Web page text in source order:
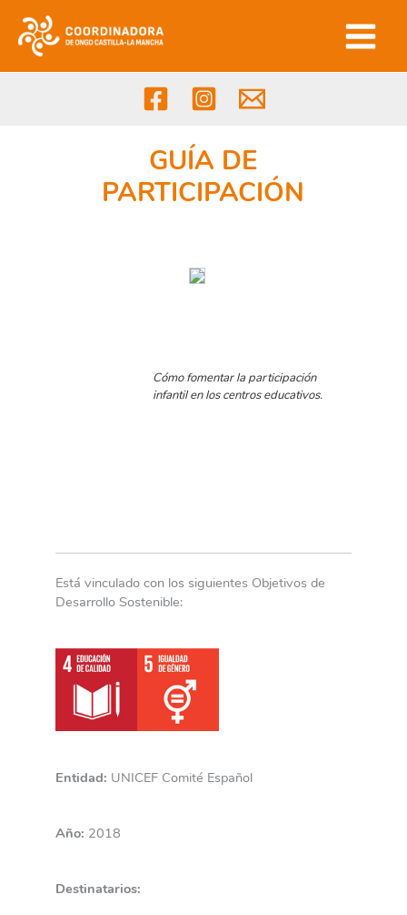
contenido
GUÍA DE
PARTICIPACIÓN
Cómo fomentar la participación
infantil en los centros educativos.
Está vinculado con los siguientes Objetivos de
Desarrollo Sostenible:
Entidad: UNICEF Comité Español
Año: 2018
Destinatarios: